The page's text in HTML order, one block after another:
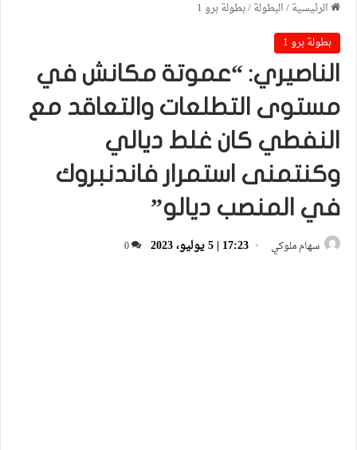
الرئيسية/البطولة/بطولة برو 1
بطولة برو 1
الناصيري: “عموتة مكانش في
مستوى التطلعات والتعاقد مع
النفطي كان غلط ديالي
وكنتمنى استمرار فاندنبروك
في المنصب ديالو”
سهام ملوكي 17:23 | 5 يوليو، 2023 0